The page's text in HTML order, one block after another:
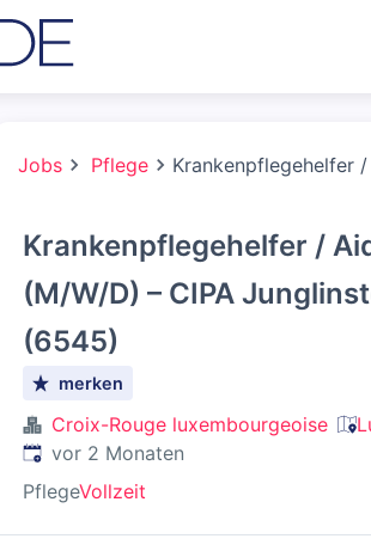
Jobs Pflege Krankenpflegehelfer
Krankenpflegehelfer /
(M/W/D) – CIPA
(6545)
merken
Croix-Rouge luxembourgeoise
Veröffentlicht:
vor 2 Monaten
PflegeVollzeit